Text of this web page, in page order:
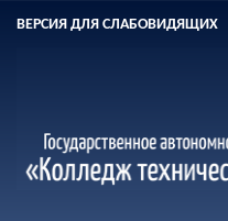
ВЕРСИЯ ДЛЯ СЛАБОВИДЯЩИХ